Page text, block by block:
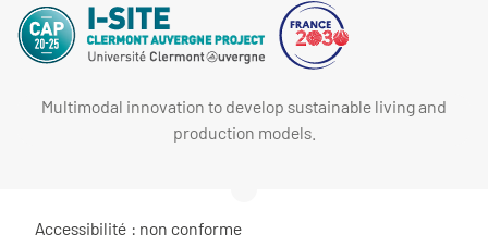
Multimodal innovation to develop sustainable living and
production models.
Accessibilité : non conforme